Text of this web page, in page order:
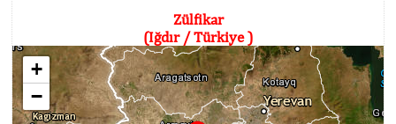
Zülfikar
(Iğdır / Türkiye )
+
−